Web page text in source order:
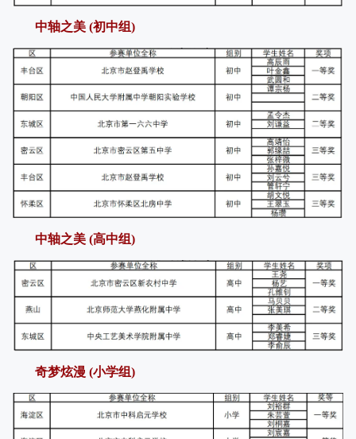
中轴之美 (初中组)
中轴之美 (高中组)
奇梦炫漫 (小学组)